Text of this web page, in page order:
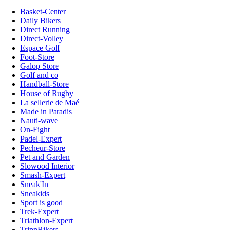
Basket-Center
Daily Bikers
Direct Running
Direct-Volley
Espace Golf
Foot-Store
Galop Store
Golf and co
Handball-Store
House of Rugby
La sellerie de Maé
Made in Paradis
Nauti-wave
On-Fight
Padel-Expert
Pecheur-Store
Pet and Garden
Slowood Interior
Smash-Expert
Sneak'In
Sneakids
Sport is good
Trek-Expert
Triathlon-Expert